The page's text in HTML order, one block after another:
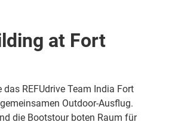
at Fort
REFUdrive Team India Fort
Outdoor-Ausflug.
die Bootstour boten Raum für